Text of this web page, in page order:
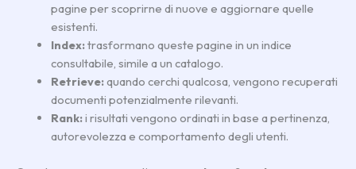
pagine per scoprirne di nuove e aggiornare quelle
esistenti.
Index:trasformano queste pagine in un indice
consultabile, simile a un catalogo.
Retrieve:quando cerchi qualcosa, vengono recuperati
documenti potenzialmente rilevanti.
Rank:i risultati vengono ordinati in base a pertinenza,
autorevolezza e comportamento degli utenti.